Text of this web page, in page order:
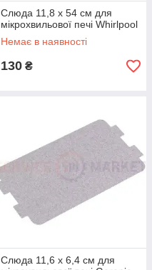
Слюда 11,8 x 54 см для
мікрохвильової печі Whirlpool
Немає в наявності
130 ₴
Слюда 11,6 x 6,4 см для